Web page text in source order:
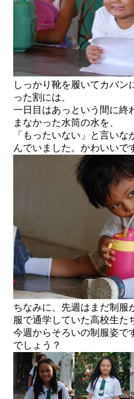
しっかり靴を履いてカバン
った割には、
一日目はあっという間に終
まなかった水筒の水を、
「もったいない」と言い
んでいました。かわいいで
ちなみに、先週はまだ制服
服で通学していた高校生た
今週からそろいの制服姿で
でしょう？